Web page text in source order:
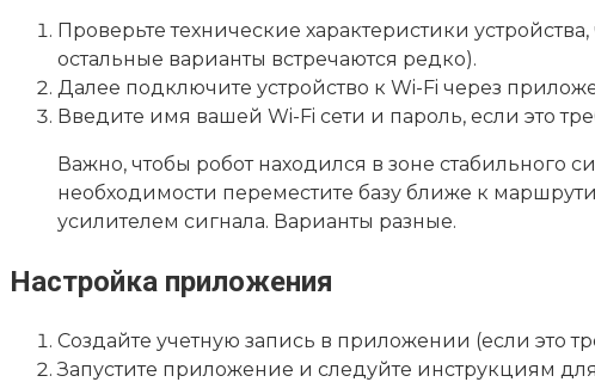
Проверьте технические характеристики
остальные варианты встречаются редко).
Далее подключите устройство к Wi-Fi через
Введите имя вашей Wi-Fi сети и пароль, если это
Важно, чтобы робот находился в зоне стабильного
необходимости переместите базу ближе к
усилителем сигнала. Варианты разные.
Настройка приложения
Создайте учетную запись в приложении (если это
Запустите приложение и следуйте инструкциям